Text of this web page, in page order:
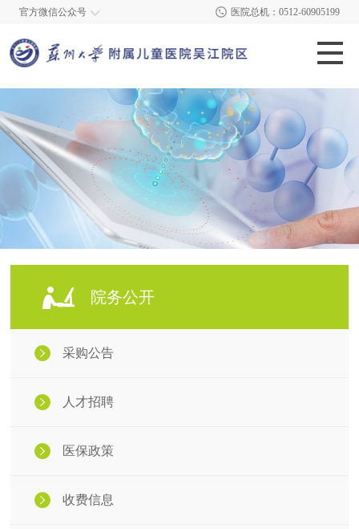
官方微信公众号 医院总机：0512-60905199
院务公开
采购公告
人才招聘
医保政策
收费信息